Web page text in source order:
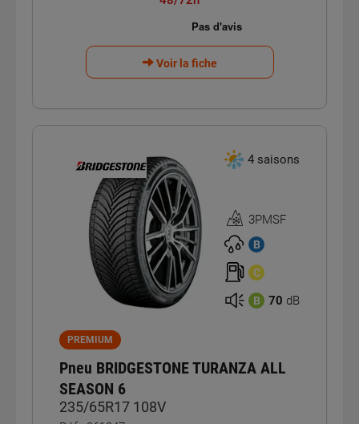
Voir la fiche
4 saisons
Homologation
3PMSF
3PMSF
B
C
B 70 dB
PREMIUM
Pneu BRIDGESTONE TURANZA ALL
SEASON 6
235/65R17 108V